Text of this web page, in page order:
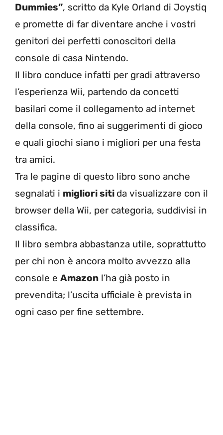
Dummies”, scritto da Kyle Orland di Joystiq
e promette di far diventare anche i vostri
genitori dei perfetti conoscitori della
console di casa Nintendo.
Il libro conduce infatti per gradi attraverso
l’esperienza Wii, partendo da concetti
basilari come il collegamento ad internet
della console, fino ai suggerimenti di gioco
e quali giochi siano i migliori per una festa
tra amici.
Tra le pagine di questo libro sono anche
segnalati i migliori siti da visualizzare con il
browser della Wii, per categoria, suddivisi in
classifica.
Il libro sembra abbastanza utile, soprattutto
per chi non è ancora molto avvezzo alla
console e Amazon l’ha già posto in
prevendita; l’uscita ufficiale è prevista in
ogni caso per fine settembre.